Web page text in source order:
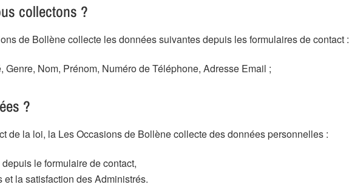
collectons ?
de Bollène collecte les données suivantes depuis les formulaires de contact :
Genre, Nom, Prénom, Numéro de Téléphone, Adresse Email ;
?
de la loi, la Les Occasions de Bollène collecte des données personnelles :
le formulaire de contact,
et la satisfaction des Administrés.